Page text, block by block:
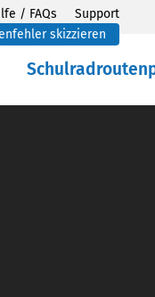
/ FAQs
Support
skizzieren